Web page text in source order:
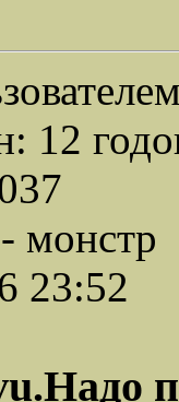
12
монстр
23:52